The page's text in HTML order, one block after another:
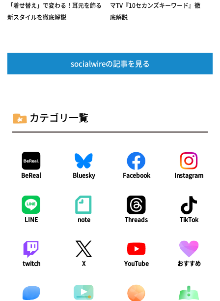
「着せ替え」で変わる！耳元を飾る
新スタイルを徹底解説
マTV『10セカンズキーワード』徹
底解説
socialwireの記事を見る
カテゴリ一覧
BeReal Bluesky Facebook Instagram
LINE note Threads TikTok
twitch X YouTube おすすめ